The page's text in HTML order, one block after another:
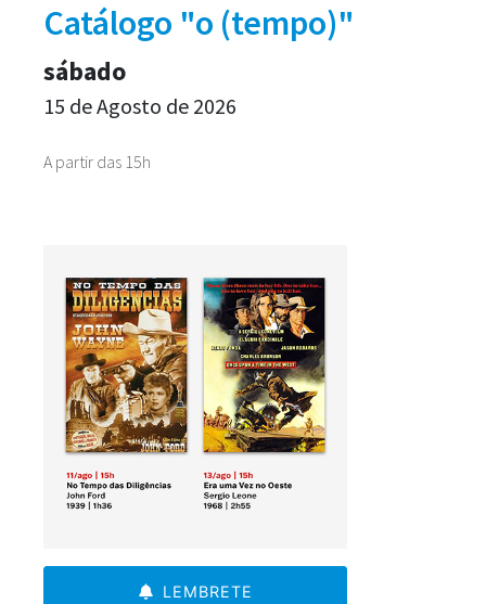
Catálogo "o (tempo)"
A partir das 15h
sábado
15 de Agosto de 2026
LEMBRETE